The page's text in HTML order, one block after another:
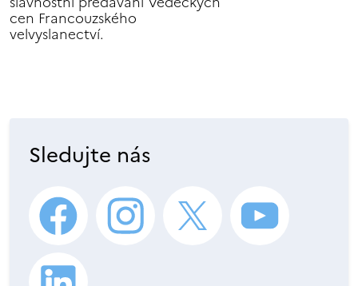
cen Francouzského
velvyslanectví.
Sledujte nás